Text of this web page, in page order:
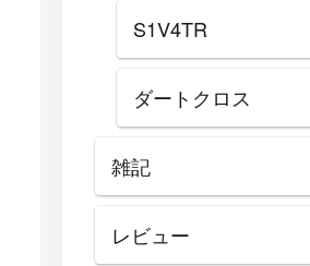
S1V4TR
ダートクロス
雑記
レビュー